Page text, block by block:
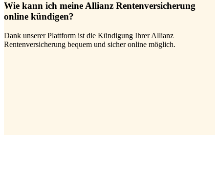
Wie kann ich meine Allianz Rentenversicherung
online kündigen?
Dank unserer Plattform ist die Kündigung Ihrer Allianz
Rentenversicherung bequem und sicher online möglich.